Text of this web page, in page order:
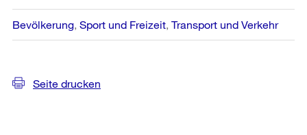
Bevölkerung Sport und Freizeit Transport und Verkehr
Seite drucken